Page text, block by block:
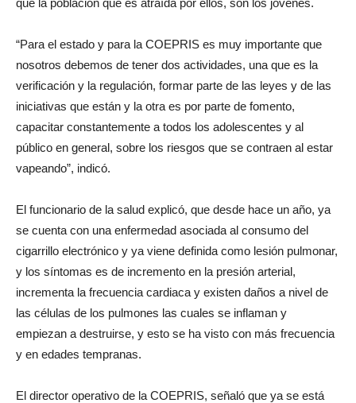
“Para el estado y para la COEPRIS es muy importante que
nosotros debemos de tener dos actividades, una que es la
verificación y la regulación, formar parte de las leyes y de las
iniciativas que están y la otra es por parte de fomento,
capacitar constantemente a todos los adolescentes y al
público en general, sobre los riesgos que se contraen al estar
vapeando”, indicó.
El funcionario de la salud explicó, que desde hace un año, ya
se cuenta con una enfermedad asociada al consumo del
cigarrillo electrónico y ya viene definida como lesión pulmonar,
y los síntomas es de incremento en la presión arterial,
incrementa la frecuencia cardiaca y existen daños a nivel de
las células de los pulmones las cuales se inflaman y
empiezan a destruirse, y esto se ha visto con más frecuencia
y en edades tempranas.
El director operativo de la COEPRIS, señaló que ya se está